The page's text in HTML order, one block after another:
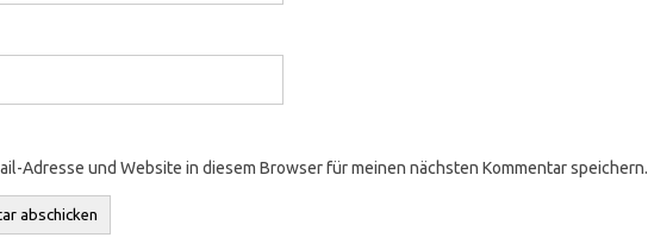
Adresse und Website in diesem Browser für meinen nächsten Kommentar speichern.